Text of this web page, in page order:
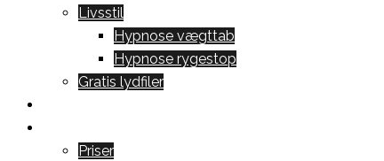
Livsstil
Hypnose vægttab
Hypnose rygestop
Gratis lydfiler
Priser